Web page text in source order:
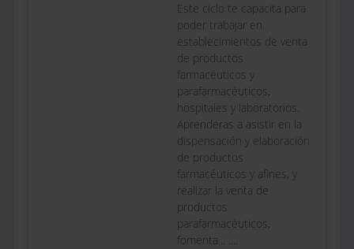
Este ciclo te capacita para
poder trabajar en
establecimientos de venta
de productos
farmacéuticos y
parafarmacéuticos,
hospitales y laboratorios.
Aprenderas a asistir en la
dispensación y elaboración
de productos
farmacéuticos y afines, y
realizar la venta de
productos
parafarmacéuticos,
fomenta... ....